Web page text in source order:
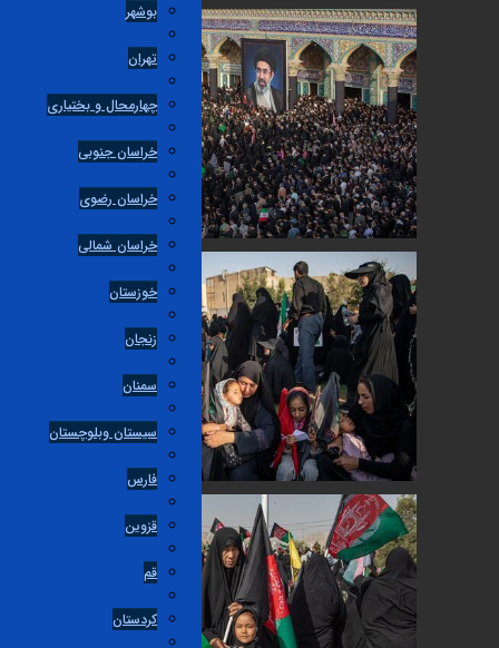
بوشهر
تهران
چهارمحال و بختیاری
خراسان جنوبی
خراسان رضوی
خراسان شمالی
خوزستان
زنجان
سمنان
سیستان وبلوچستان
فارس
قزوین
کردستان